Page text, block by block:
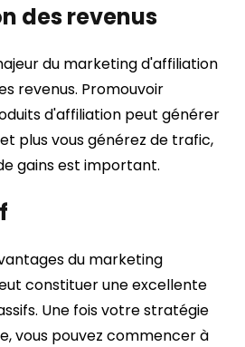
des revenus
du marketing d'affiliation
revenus. Promouvoir
d'affiliation peut générer
plus vous générez de trafic,
gains est important.
du marketing
constituer une excellente
Une fois votre stratégie
vous pouvez commencer à